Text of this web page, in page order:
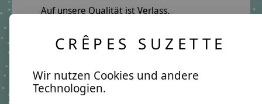
Auf unsere Qualität ist Verlass.
Namenskissen Jasper 2014
GTIN: 4250608108295
Kissenmaße:
CRÊPES SUZETTE
Wir nutzen Cookies und andere
Technologien.